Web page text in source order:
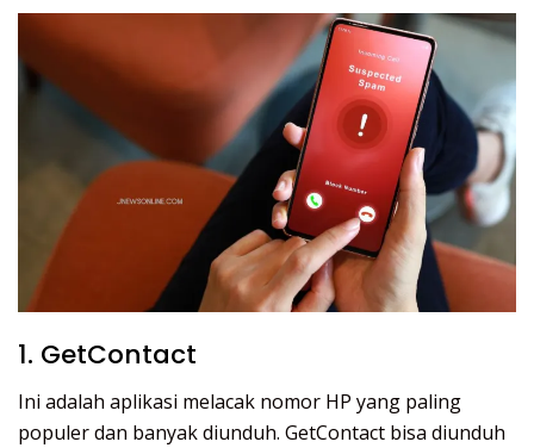
1. GetContact
Ini adalah aplikasi melacak nomor HP yang paling
populer dan banyak diunduh. GetContact bisa diunduh